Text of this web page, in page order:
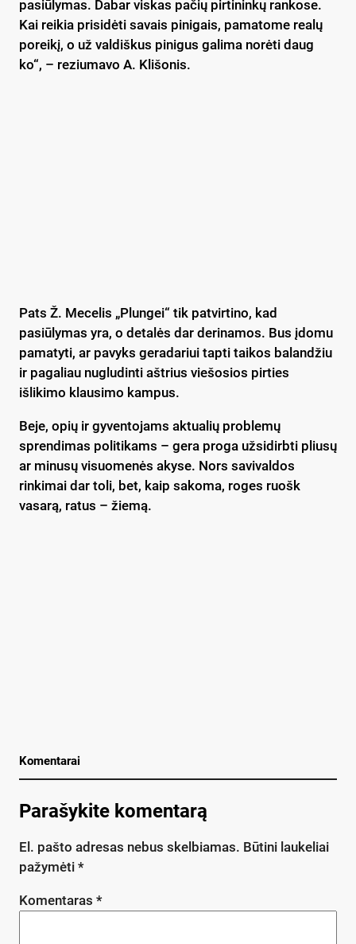
pasiūlymas. Dabar viskas pačių pirtininkų rankose.
Kai reikia prisidėti savais pinigais, pamatome realų
poreikį, o už valdiškus pinigus galima norėti daug
ko“, – reziumavo A. Klišonis.
Pats Ž. Mecelis „Plungei“ tik patvirtino, kad
pasiūlymas yra, o detalės dar derinamos. Bus įdomu
pamatyti, ar pavyks geradariui tapti taikos balandžiu
ir pagaliau nugludinti aštrius viešosios pirties
išlikimo klausimo kampus.
Beje, opių ir gyventojams aktualių problemų
sprendimas politikams – gera proga užsidirbti pliusų
ar minusų visuomenės akyse. Nors savivaldos
rinkimai dar toli, bet, kaip sakoma, roges ruošk
vasarą, ratus – žiemą.
Komentarai
Parašykite komentarą
El. pašto adresas nebus skelbiamas. Būtini laukeliai
pažymėti *
Komentaras *